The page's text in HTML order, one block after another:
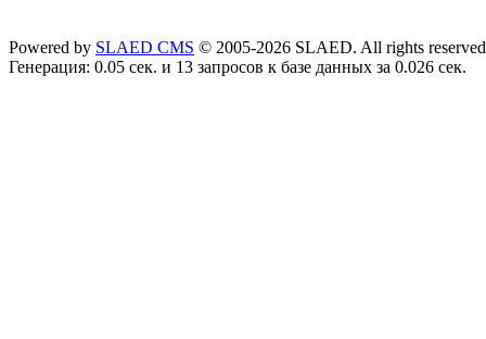
Powered by SLAED CMS © 2005-2026 SLAED. All rights
Генерация: 0.05 сек. и 13 запросов к базе данных за 0.026 сек.